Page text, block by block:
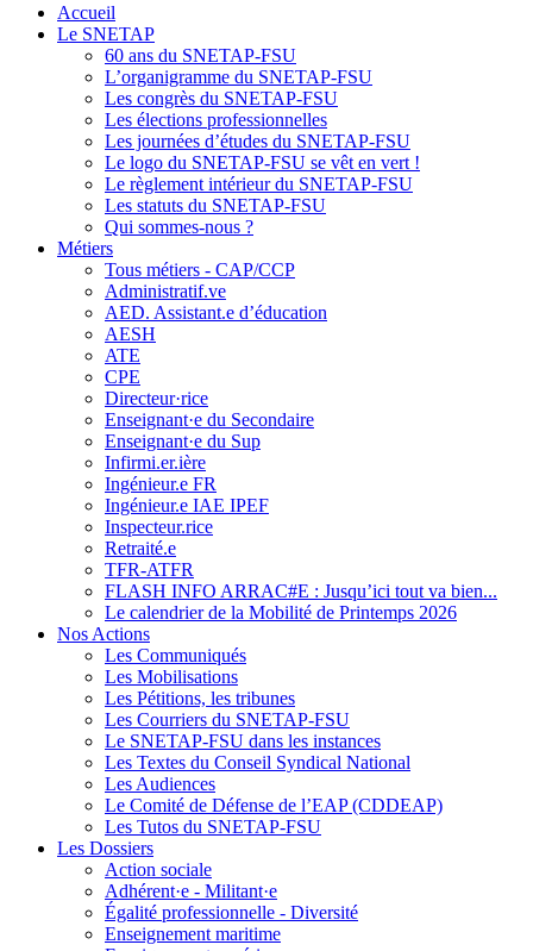
Accueil
Le SNETAP
60 ans du SNETAP-FSU
L’organigramme du SNETAP-FSU
Les congrès du SNETAP-FSU
Les élections professionnelles
Les journées d’études du SNETAP-FSU
Le logo du SNETAP-FSU se vêt en vert !
Le règlement intérieur du SNETAP-FSU
Les statuts du SNETAP-FSU
Qui sommes-nous ?
Métiers
Tous métiers - CAP/CCP
Administratif.ve
AED. Assistant.e d’éducation
AESH
ATE
CPE
Directeur·rice
Enseignant·e du Secondaire
Enseignant·e du Sup
Infirmi.er.ière
Ingénieur.e FR
Ingénieur.e IAE IPEF
Inspecteur.rice
Retraité.e
TFR-ATFR
FLASH INFO ARRAC#E : Jusqu’ici tout va bien...
Le calendrier de la Mobilité de Printemps 2026
Nos Actions
Les Communiqués
Les Mobilisations
Les Pétitions, les tribunes
Les Courriers du SNETAP-FSU
Le SNETAP-FSU dans les instances
Les Textes du Conseil Syndical National
Les Audiences
Le Comité de Défense de l’EAP (CDDEAP)
Les Tutos du SNETAP-FSU
Les Dossiers
Action sociale
Adhérent·e - Militant·e
Égalité professionnelle - Diversité
Enseignement maritime